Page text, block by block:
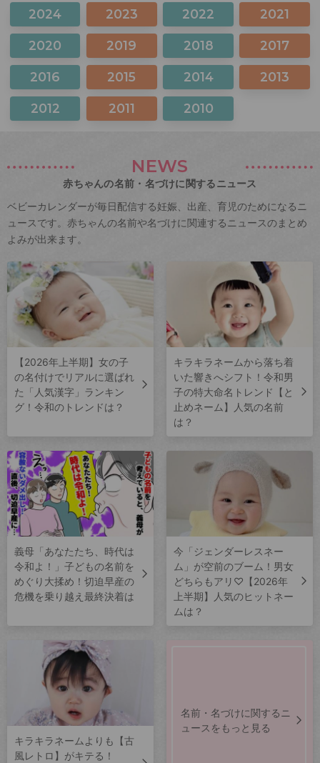
2024 2023 2022 2021
2020 2019 2018 2017
2016 2015 2014 2013
2012 2011 2010
NEWS
赤ちゃんの名前・名づけに関するニュース
ベビーカレンダーが毎日配信する妊娠、出産、育児のためになるニ
ュースです。赤ちゃんの名前や名づけに関連するニュースのまとめ
よみが出来ます。
【2026年上半期】女の子
の名付けでリアルに選ばれ
た「人気漢字」ランキン
グ！令和のトレンドは？
キラキラネームから落ち着
いた響きへシフト！令和男
子の特大命名トレンド【と
止めネーム】人気の名前
は？
義母「あなたたち、時代は
令和よ！」子どもの名前を
めぐり大揉め！切迫早産の
危機を乗り越え最終決着は
今「ジェンダーレスネー
ム」が空前のブーム！男女
どちらもアリ♡【2026年
上半期】人気のヒットネー
ムは？
キラキラネームよりも【古
風レトロ】がキテる！
名前・名づけに関するニ
ュースをもっと見る